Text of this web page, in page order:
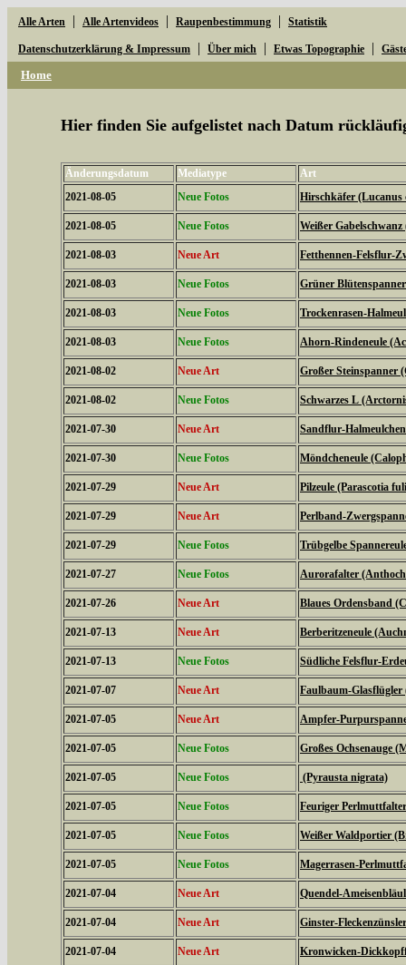
Alle Arten | Alle Artenvideos | Raupenbestimmung | Statistik
Datenschutzerklärung & Impressum | Über mich | Etwas Topographie |
Home
Hier finden Sie aufgelistet nach Datum
Änderungsdatum Mediatype
Art
2021-08-05
Neue Fotos Hirschkäfer (Lucanus
2021-08-05 Neue Fotos Weißer
2021-08-03 Neue Art Fetthennen-Felsflur-
2021-08-03 Neue Fotos Grüner
2021-08-03 Neue Fotos Trockenrasen-
2021-08-03 Neue Fotos Ahorn-Rindeneule
2021-08-02 Neue Art Großer Steinspanner
2021-08-02 Neue Fotos Schwarzes L
2021-07-30 Neue Art Sandflur-
2021-07-30 Neue Fotos Möndcheneule
2021-07-29 Neue Art Pilzeule (Parascotia
2021-07-29 Neue Art Perlband-
2021-07-29 Neue Fotos Trübgelbe
2021-07-27 Neue Fotos Aurorafalter
2021-07-26 Neue Art Blaues Ordensband
2021-07-13 Neue Art Berberitzeneule
2021-07-13 Neue Fotos Südliche Felsflur-
2021-07-07 Neue Art Faulbaum-
2021-07-05 Neue Art Ampfer-
2021-07-05 Neue Fotos Großes Ochsenauge
2021-07-05 Neue Fotos (Pyrausta nigrata)
2021-07-05 Neue Fotos Feuriger
2021-07-05 Neue Fotos Weißer Waldportier
2021-07-05 Neue Fotos Magerrasen-
2021-07-04 Neue Art Quendel-
2021-07-04 Neue Art Ginster-
2021-07-04 Neue Art Kronwicken-